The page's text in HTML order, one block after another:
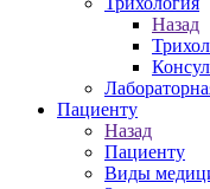
Назад
Пациенту
Назад
Пациенту
Виды